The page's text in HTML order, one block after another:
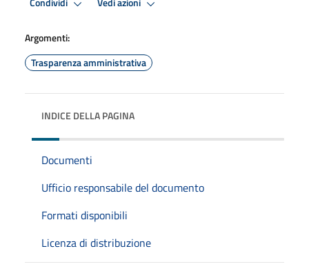
Argomenti:
Trasparenza amministrativa
INDICE DELLA PAGINA
Documenti
Ufficio responsabile del documento
Formati disponibili
Licenza di distribuzione